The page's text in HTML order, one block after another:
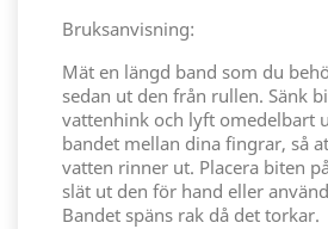
Bruksanvisning:
Mät en längd band som du
sedan ut den från rullen. Sänk
vattenhink och lyft omedelbart
bandet mellan dina fingrar, så
vatten rinner ut. Placera biten
slät ut den för hand eller
Bandet späns rak då det torkar.